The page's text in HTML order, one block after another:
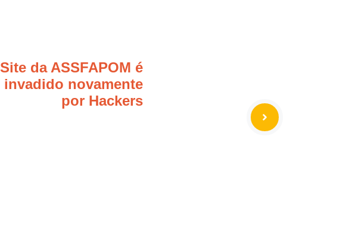
Site da ASSFAPOM é
invadido novamente
por Hackers